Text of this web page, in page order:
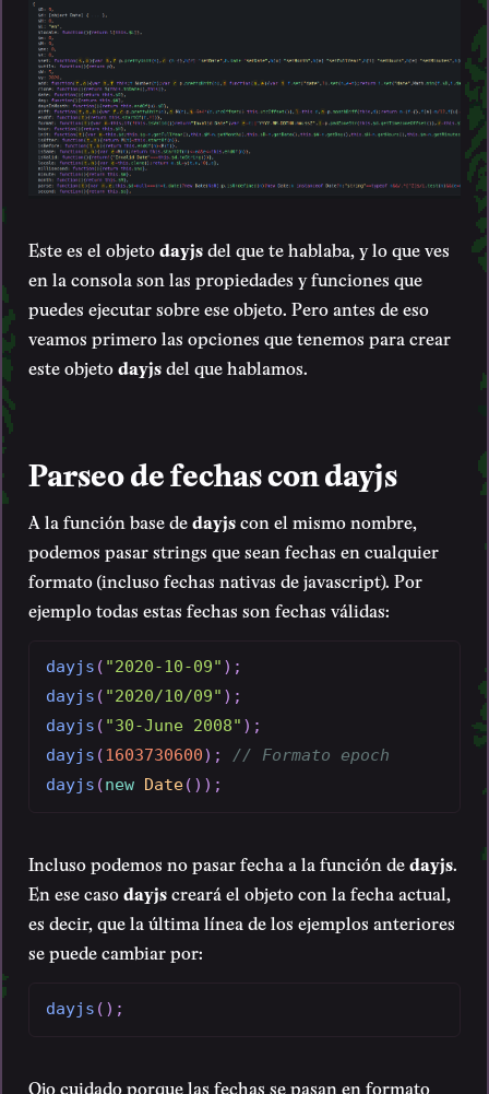
Este es el objetodayjsdel que te hablaba, y lo que ves
en la consola son las propiedades y funciones que
puedes ejecutar sobre ese objeto. Pero antes de eso
veamos primero las opciones que tenemos para crear
este objetodayjsdel que hablamos.
Parseo de fechas con dayjs
A la función base dedayjscon el mismo nombre,
podemos pasar strings que sean fechas en cualquier
formato (incluso fechas nativas de javascript). Por
ejemplo todas estas fechas son fechas válidas:
dayjs ( "2020-10-09" ) ;
dayjs ( "2020/10/09" ) ;
dayjs ( "30-June 2008" ) ;
dayjs (1603730600) ;
// Formato epoch
dayjs (new Date( ) ) ;
Incluso podemos no pasar fecha a la función dedayjs.
En ese casodayjscreará el objeto con la fecha actual,
es decir, que la última línea de los ejemplos anteriores
se puede cambiar por:
dayjs ( ) ;
Ojo cuidado porque las fechas se pasan en formato